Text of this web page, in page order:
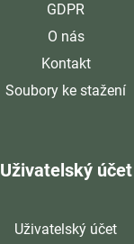
GDPR
O nás
Kontakt
Soubory ke stažení
Uživatelský účet
Uživatelský účet